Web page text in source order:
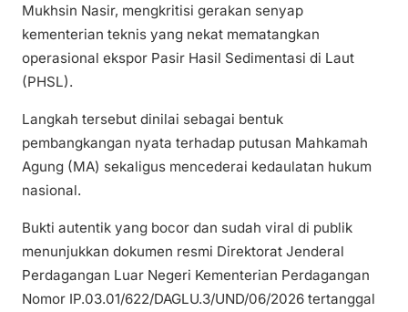
Mukhsin Nasir, mengkritisi gerakan senyap
kementerian teknis yang nekat mematangkan
operasional ekspor Pasir Hasil Sedimentasi di Laut
(PHSL).
Langkah tersebut dinilai sebagai bentuk
pembangkangan nyata terhadap putusan Mahkamah
Agung (MA) sekaligus mencederai kedaulatan hukum
nasional.
Bukti autentik yang bocor dan sudah viral di publik
menunjukkan dokumen resmi Direktorat Jenderal
Perdagangan Luar Negeri Kementerian Perdagangan
Nomor IP.03.01/622/DAGLU.3/UND/06/2026 tertanggal